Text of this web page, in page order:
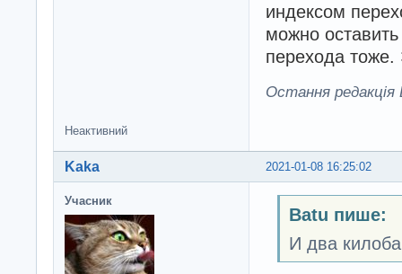
индексом
можно
перехода
Остання редакція
Неактивний
2021-01-08 16:25:02
Kaka
Учасник
Batu пише:
И два